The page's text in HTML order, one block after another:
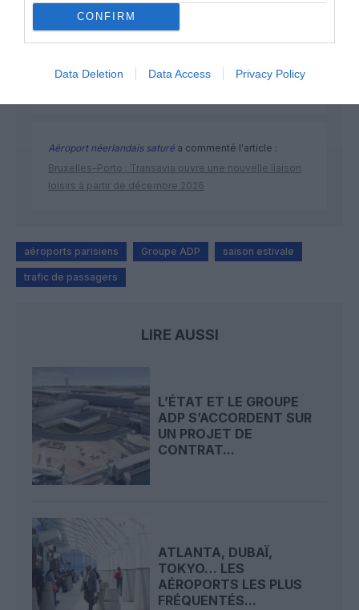
CONFIRM
Data Deletion Data Access Privacy Policy
Bruxelles–Porto : Transavia ouvre une nouvelle liaison
Aéroport néerlandais saturéa commenté l'article :
Bruxelles–Porto : Transavia ouvre une nouvelle liaison
loisirs à partir de décembre 2026
aéroports parisiens Groupe ADP saison estivale
trafic de passagers
LIRE AUSSI
L’ÉTAT ET LE GROUPE
ADP S’ACCORDENT SUR
UN PROJET DE
CONTRAT...
ATLANTA, DUBAÏ,
TOKYO… LES
AÉROPORTS LES PLUS
FRÉQUENTÉS...